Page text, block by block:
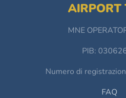
AIRPORT
MNE
PIB:
Numero di
FAQ